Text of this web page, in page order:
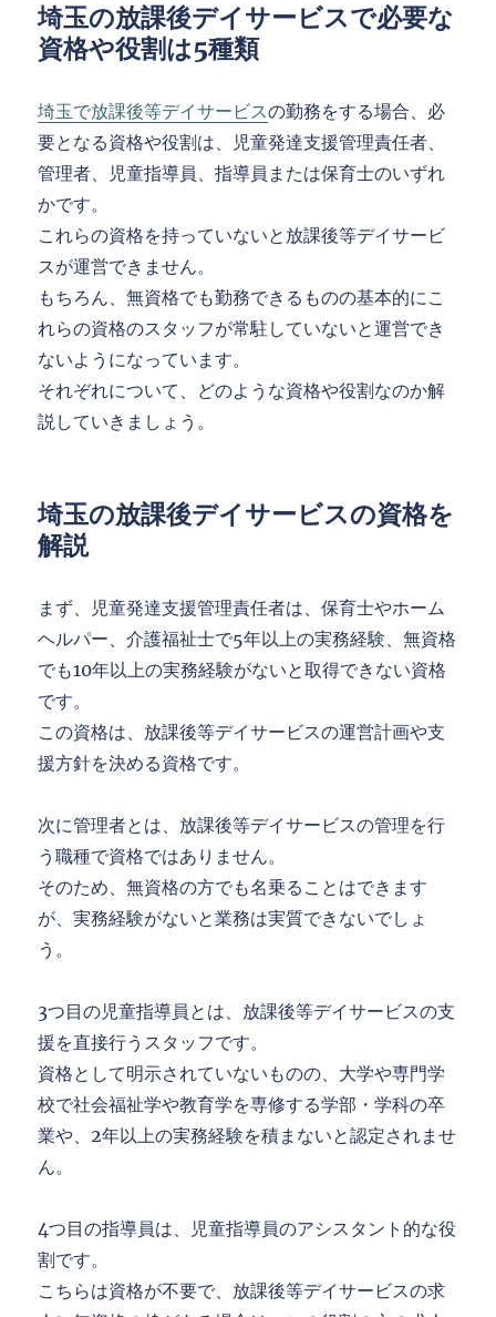
埼玉の放課後デイサービスで必要な
資格や役割は5種類
埼玉で放課後等デイサービスの勤務をする場合、必
要となる資格や役割は、児童発達支援管理責任者、
管理者、児童指導員、指導員または保育士のいずれ
かです。
これらの資格を持っていないと放課後等デイサービ
スが運営できません。
もちろん、無資格でも勤務できるものの基本的にこ
れらの資格のスタッフが常駐していないと運営でき
ないようになっています。
それぞれについて、どのような資格や役割なのか解
説していきましょう。
埼玉の放課後デイサービスの資格を
解説
まず、児童発達支援管理責任者は、保育士やホーム
ヘルパー、介護福祉士で5年以上の実務経験、無資格
でも10年以上の実務経験がないと取得できない資格
です。
この資格は、放課後等デイサービスの運営計画や支
援方針を決める資格です。
次に管理者とは、放課後等デイサービスの管理を行
う職種で資格ではありません。
そのため、無資格の方でも名乗ることはできます
が、実務経験がないと業務は実質できないでしょ
う。
3つ目の児童指導員とは、放課後等デイサービスの支
援を直接行うスタッフです。
資格として明示されていないものの、大学や専門学
校で社会福祉学や教育学を専修する学部・学科の卒
業や、2年以上の実務経験を積まないと認定されませ
ん。
4つ目の指導員は、児童指導員のアシスタント的な役
割です。
こちらは資格が不要で、放課後等デイサービスの求